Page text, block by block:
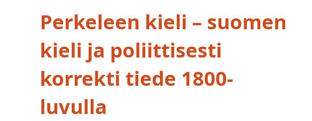
Perkeleen kieli – suomen
kieli ja poliittisesti
korrekti tiede 1800-
luvulla